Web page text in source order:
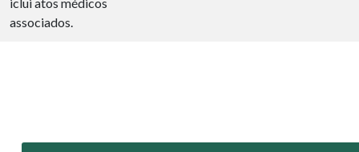
iclui atos médicos
associados.